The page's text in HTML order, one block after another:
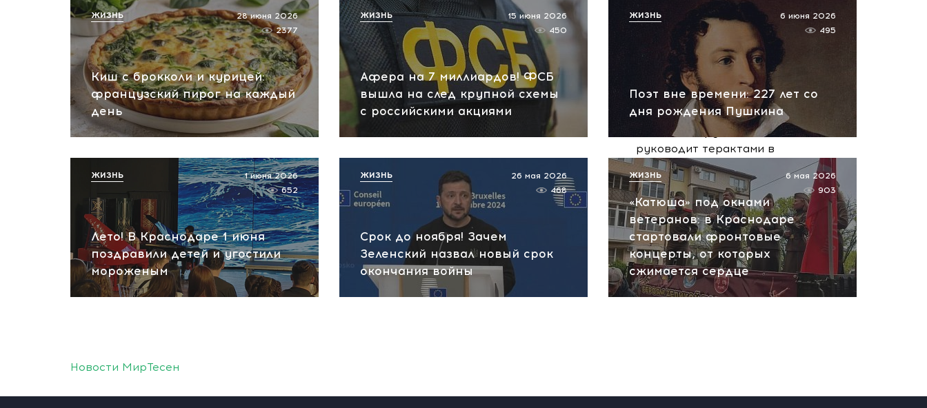
Срочно! В Геленджике и
Новороссийске громко -
работает ПВО:
рекомендуется уйти с
пляжей
вчера, 10:13
НАТО планирует и
руководит терактами в
России! Сенсационное
заявление хакеров
вчера, 10:07
Киш с брокколи и курицей:
французский пирог на каждый
день
28 июня 2026
2377
ЖИЗНЬ
Афера на 7 миллиардов! ФСБ
вышла на след крупной схемы
с российскими акциями
15 июня 2026
450
ЖИЗНЬ
Поэт вне времени: 227 лет со
дня рождения Пушкина
6 июня 2026
495
ЖИЗНЬ
Лето! В Краснодаре 1 июня
поздравили детей и угостили
мороженым
1 июня 2026
652
ЖИЗНЬ
Срок до ноября! Зачем
Зеленский назвал новый срок
окончания войны
26 мая 2026
468
ЖИЗНЬ
«Катюша» под окнами
ветеранов: в Краснодаре
стартовали фронтовые
концерты, от которых
сжимается сердце
6 мая 2026
903
ЖИЗНЬ
Новости МирТесен